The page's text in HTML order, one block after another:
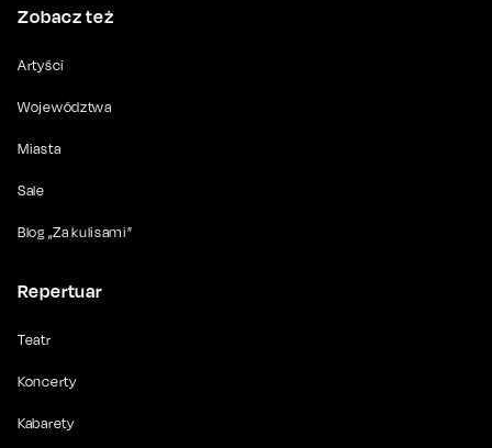
Zobacz też
Artyści
Województwa
Miasta
Sale
Blog „Za kulisami”
Repertuar
Teatr
Koncerty
Kabarety